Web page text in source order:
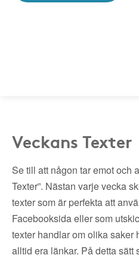
Veckans Texter
Se till att någon tar emot och
Texter”. Nästan varje vecka
texter som är perfekta att
Facebooksida eller som
texter handlar om olika
alltid era länkar. På detta sätt